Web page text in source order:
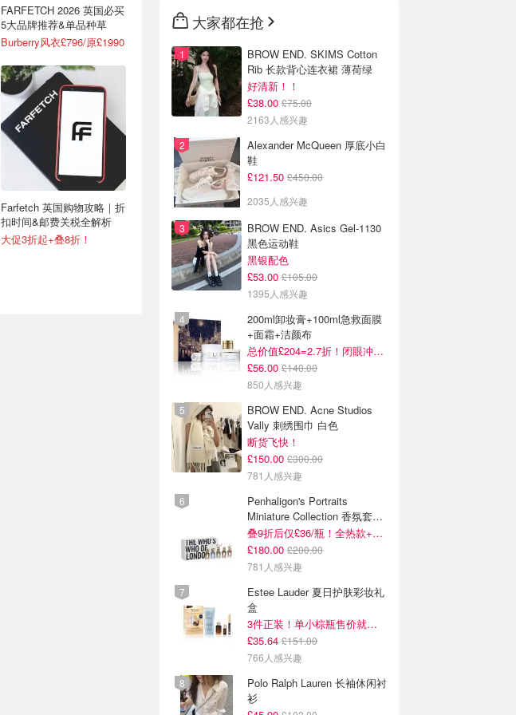
FARFETCH 2026 英国必买
5大品牌推荐&单品种草
Burberry风衣£796/原£1990
Farfetch 英国购物攻略｜折
扣时间&邮费关税全解析
大促3折起+叠8折！
大家都在抢
BROW END. SKIMS Cotton
Rib 长款背心连衣裙 薄荷绿
好清新！！
£38.00 £75.00
2163人感兴趣
Alexander McQueen 厚底小白
鞋
£121.50 £450.00
2035人感兴趣
BROW END. Asics Gel-1130
黑色运动鞋
黑银配色
£53.00 £105.00
1395人感兴趣
200ml卸妆膏+100ml急救面膜
+面霜+洁颜布
总价值£204=2.7折！闭眼冲这套！
£56.00 £140.00
850人感兴趣
BROW END. Acne Studios
Vally 刺绣围巾 白色
断货飞快！
£150.00 £300.00
781人感兴趣
Penhaligon's Portraits
Miniature Collection 香氛套装
5瓶装
叠9折后仅£36/瓶！全热款+标志性兽首头
£180.00 £200.00
781人感兴趣
Estee Lauder 夏日护肤彩妆礼
盒
3件正装！单小棕瓶售价就要£65！
£35.64 £151.00
766人感兴趣
Polo Ralph Lauren 长袖休闲衬
衫